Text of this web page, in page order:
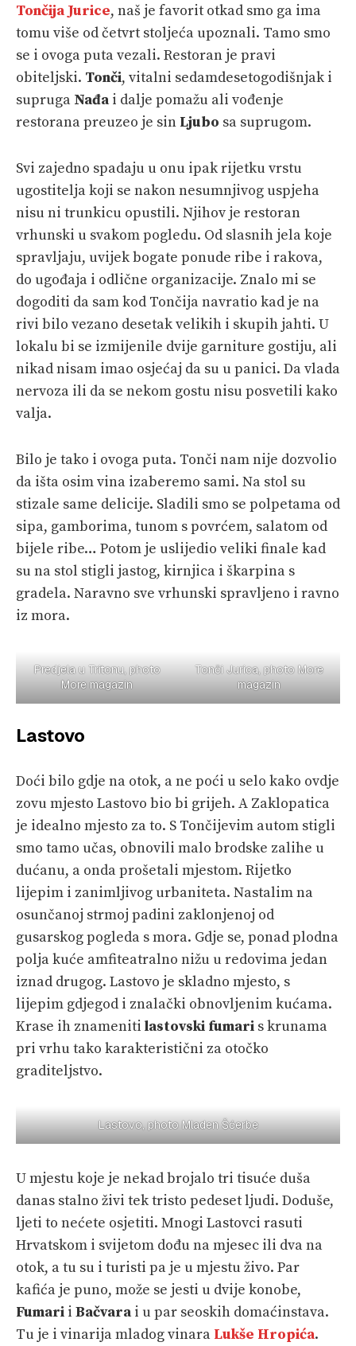
Tončija Jurice, naš je favorit otkad smo ga ima
tomu više od četvrt stoljeća upoznali. Tamo smo
se i ovoga puta vezali. Restoran je pravi
obiteljski. Tonči, vitalni sedamdesetogodišnjak i
supruga Nađa i dalje pomažu ali vođenje
restorana preuzeo je sin Ljubo sa suprugom.
Svi zajedno spadaju u onu ipak rijetku vrstu
ugostitelja koji se nakon nesumnjivog uspjeha
nisu ni trunkicu opustili. Njihov je restoran
vrhunski u svakom pogledu. Od slasnih jela koje
spravljaju, uvijek bogate ponude ribe i rakova,
do ugođaja i odlične organizacije. Znalo mi se
dogoditi da sam kod Tončija navratio kad je na
rivi bilo vezano desetak velikih i skupih jahti. U
lokalu bi se izmijenile dvije garniture gostiju, ali
nikad nisam imao osjećaj da su u panici. Da vlada
nervoza ili da se nekom gostu nisu posvetili kako
valja.
Bilo je tako i ovoga puta. Tonči nam nije dozvolio
da išta osim vina izaberemo sami. Na stol su
stizale same delicije. Sladili smo se polpetama od
sipa, gamborima, tunom s povrćem, salatom od
bijele ribe… Potom je uslijedio veliki finale kad
su na stol stigli jastog, kirnjica i škarpina s
gradela. Naravno sve vrhunski spravljeno i ravno
iz mora.
Predjela u Tritonu, photo
More magazin
Tonči Jurica, photo More
magazin
Lastovo
Doći bilo gdje na otok, a ne poći u selo kako ovdje
zovu mjesto Lastovo bio bi grijeh. A Zaklopatica
je idealno mjesto za to. S Tončijevim autom stigli
smo tamo učas, obnovili malo brodske zalihe u
dućanu, a onda prošetali mjestom. Rijetko
lijepim i zanimljivog urbaniteta. Nastalim na
osunčanoj strmoj padini zaklonjenoj od
gusarskog pogleda s mora. Gdje se, ponad plodna
polja kuće amfiteatralno nižu u redovima jedan
iznad drugog. Lastovo je skladno mjesto, s
lijepim gdjegod i znalački obnovljenim kućama.
Krase ih znameniti lastovski fumari s krunama
pri vrhu tako karakteristični za otočko
graditeljstvo.
Lastovo, photo Mladen Šćerbe
U mjestu koje je nekad brojalo tri tisuće duša
danas stalno živi tek tristo pedeset ljudi. Doduše,
ljeti to nećete osjetiti. Mnogi Lastovci rasuti
Hrvatskom i svijetom dođu na mjesec ili dva na
otok, a tu su i turisti pa je u mjestu živo. Par
kafića je puno, može se jesti u dvije konobe,
Fumari i Bačvara i u par seoskih domaćinstava.
Tu je i vinarija mladog vinara Lukše Hropića.